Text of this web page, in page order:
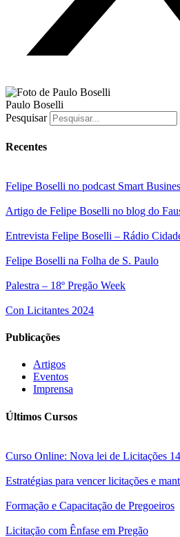
Paulo Boselli
Pesquisar
Recentes
Felipe Boselli no podcast Smart
Artigo de Felipe Boselli no blog do
Entrevista Felipe Boselli – Rádio
Felipe Boselli na Folha de S. Paulo
Palestra – 18º Pregão Week
Con Licitantes 2024
Publicações
Artigos
Eventos
Imprensa
Últimos Cursos
Curso Online: Nova lei de Licitações
Estratégias para vencer licitações e
Formação e Capacitação de Pregoeiros
Licitação com Ênfase em Pregão